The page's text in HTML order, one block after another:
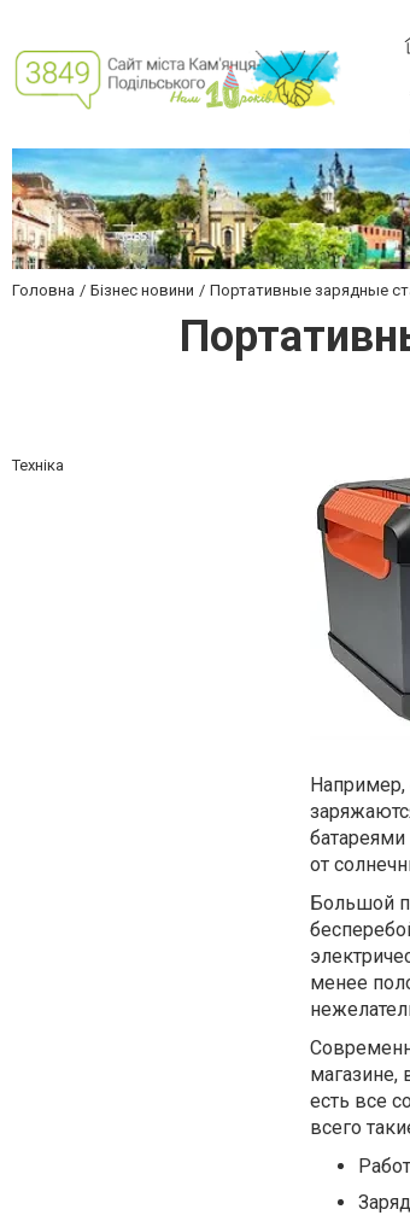
Головна Бізнес новини Портативные зарядные
Техніка
Например,
от
Большой
менее
магазине,
есть все
всего